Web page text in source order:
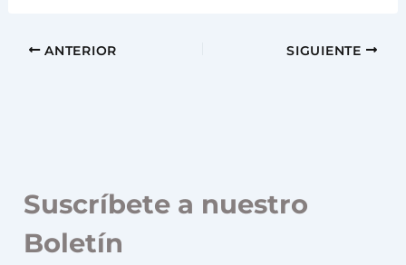
ANTERIOR SIGUIENTE
Suscríbete a nuestro
Boletín